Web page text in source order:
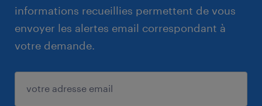
informations recueillies permettent de vous
envoyer les alertes email correspondant à
votre demande.